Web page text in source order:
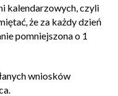
kalendarzowych, czyli
że za każdy dzień
pomniejszona o 1
wniosków